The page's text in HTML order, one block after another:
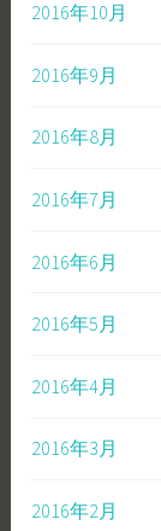
2016年10月
2016年9月
2016年8月
2016年7月
2016年6月
2016年5月
2016年4月
2016年3月
2016年2月